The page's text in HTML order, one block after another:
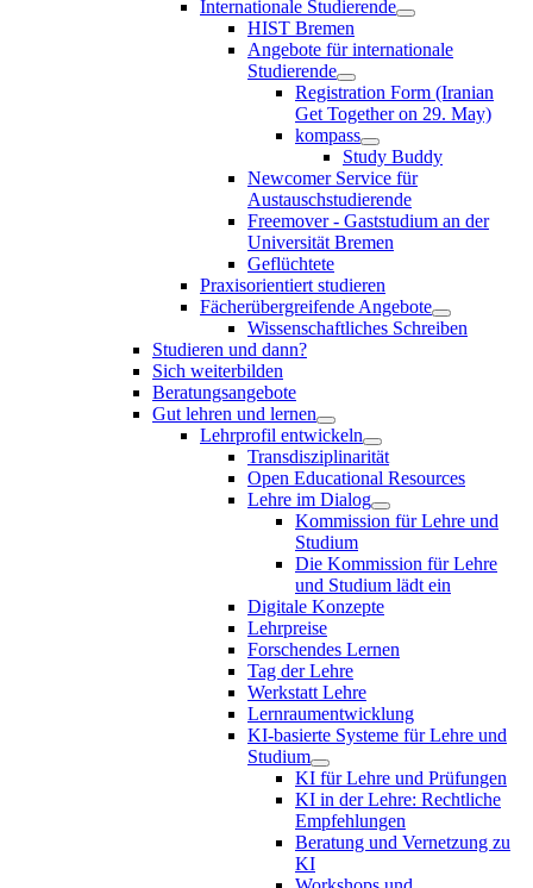
Internationale Studierende
HIST Bremen
Angebote für internationale
Studierende
Registration Form (Iranian
Get Together on 29. May)
kompass
Study Buddy
Newcomer Service für
Austauschstudierende
Freemover - Gaststudium an der
Universität Bremen
Geflüchtete
Praxisorientiert studieren
Fächerübergreifende Angebote
Wissenschaftliches Schreiben
Studieren und dann?
Sich weiterbilden
Beratungsangebote
Gut lehren und lernen
Lehrprofil entwickeln
Transdisziplinarität
Open Educational Resources
Lehre im Dialog
Kommission für Lehre und
Studium
Die Kommission für Lehre
und Studium lädt ein
Digitale Konzepte
Lehrpreise
Forschendes Lernen
Tag der Lehre
Werkstatt Lehre
Lernraumentwicklung
KI-basierte Systeme für Lehre und
Studium
KI für Lehre und Prüfungen
KI in der Lehre: Rechtliche
Empfehlungen
Beratung und Vernetzung zu
KI